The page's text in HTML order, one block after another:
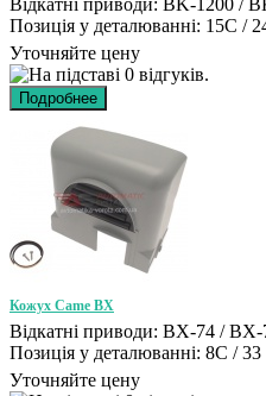
Позиція у деталюванні: 15C /
Уточняйте цену
Кожух Came BX
Відкатні приводи: BX-74 / BX-
Позиція у деталюванні: 8C / 33
Уточняйте цену